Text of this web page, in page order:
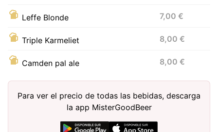
Leffe Blonde 7,00 €
Triple Karmeliet 8,00 €
Camden pal ale 8,00 €
Para ver el precio de todas las bebidas, descarga
la app MisterGoodBeer